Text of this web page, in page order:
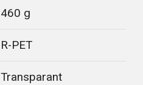
460 g
R-PET
Transparant